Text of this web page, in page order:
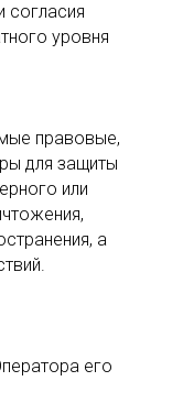
согласия
уровня
правовые,
для защиты
или
а
его